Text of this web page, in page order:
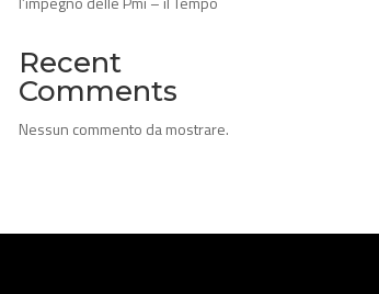
Recent
Comments
Nessun commento da mostrare.